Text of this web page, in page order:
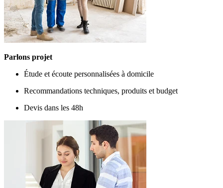
Parlons projet
Étude et écoute personnalisées à domicile
Recommandations techniques, produits et budget
Devis dans les 48h